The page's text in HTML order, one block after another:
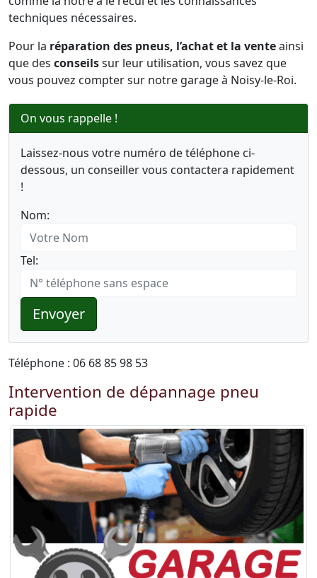
techniques nécessaires.
Pour la réparation des pneus, l’achat et la venteainsi
que des conseilssur leur utilisation, vous savez que
vous pouvez compter sur notre garage à Noisy-le-Roi.
On vous rappelle !
Laissez-nous votre numéro de téléphone ci-
dessous, un conseiller vous contactera rapidement
!
Nom:
Tel:
Envoyer
Téléphone : 06 68 85 98 53
Intervention de dépannage pneu
rapide